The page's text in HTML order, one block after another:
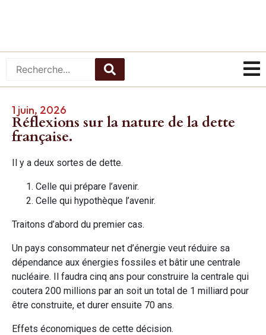
1 juin, 2026
Réflexions sur la nature de la dette
française.
Il y a deux sortes de dette.
Celle qui prépare l’avenir.
Celle qui hypothèque l’avenir.
Traitons d’abord du premier cas.
Un pays consommateur net d’énergie veut réduire sa
dépendance aux énergies fossiles et bâtir une centrale
nucléaire. Il faudra cinq ans pour construire la centrale qui
coutera 200 millions par an soit un total de 1 milliard pour
être construite, et durer ensuite 70 ans.
Effets économiques de cette décision.